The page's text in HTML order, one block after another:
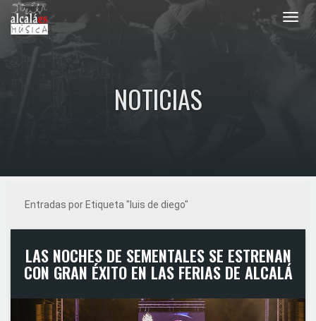
NOTICIAS
Entradas por Etiqueta "luis de diego"
LAS NOCHES DE SEMENTALES SE ESTRENAN
CON GRAN ÉXITO EN LAS FERIAS DE ALCALÁ